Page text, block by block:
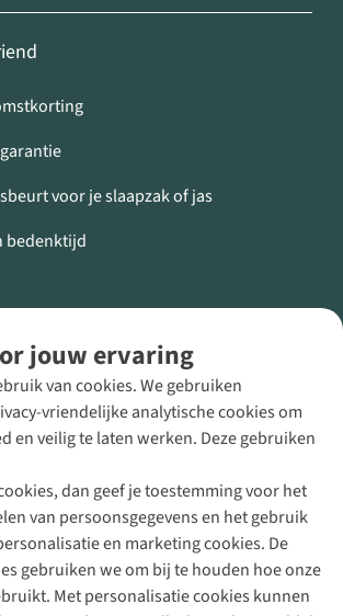
jouw ervaring
van cookies. We gebruiken
vriendelijke analytische cookies om
en veilig te laten werken. Deze gebruiken
dan geef je toestemming voor het
van persoonsgegevens en het gebruik
en marketing cookies. De
gebruiken we om bij te houden hoe onze
Met personalisatie cookies kunnen
voor je slaapzak of jas
bedenktijd
een Buitenexpert
50 88
80